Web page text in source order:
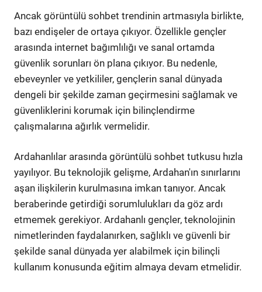
Ancak görüntülü sohbet trendinin artmasıyla birlikte,
bazı endişeler de ortaya çıkıyor. Özellikle gençler
arasında internet bağımlılığı ve sanal ortamda
güvenlik sorunları ön plana çıkıyor. Bu nedenle,
ebeveynler ve yetkililer, gençlerin sanal dünyada
dengeli bir şekilde zaman geçirmesini sağlamak ve
güvenliklerini korumak için bilinçlendirme
çalışmalarına ağırlık vermelidir.
Ardahanlılar arasında görüntülü sohbet tutkusu hızla
yayılıyor. Bu teknolojik gelişme, Ardahan'ın sınırlarını
aşan ilişkilerin kurulmasına imkan tanıyor. Ancak
beraberinde getirdiği sorumlulukları da göz ardı
etmemek gerekiyor. Ardahanlı gençler, teknolojinin
nimetlerinden faydalanırken, sağlıklı ve güvenli bir
şekilde sanal dünyada yer alabilmek için bilinçli
kullanım konusunda eğitim almaya devam etmelidir.